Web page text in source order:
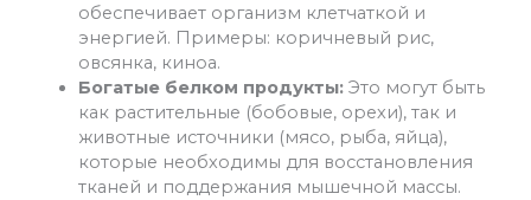
обеспечивает организм клетчаткой и
энергией. Примеры: коричневый рис,
овсянка, киноа.
Богатые белком продукты: Это могут быть
как растительные (бобовые, орехи), так и
животные источники (мясо, рыба, яйца),
которые необходимы для восстановления
тканей и поддержания мышечной массы.